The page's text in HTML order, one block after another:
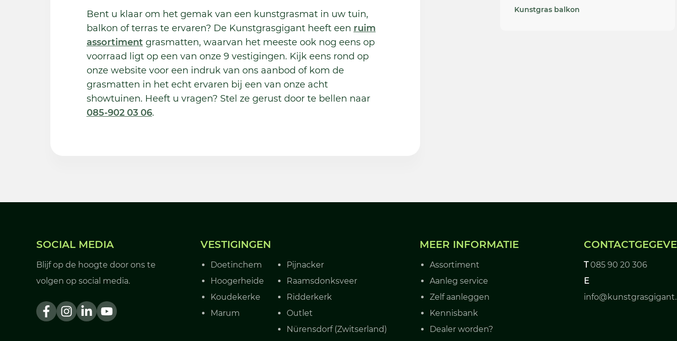
Bent u klaar om het gemak van een kunstgrasmat in uw tuin,
balkon of terras te ervaren? De Kunstgrasgigant heeft een ruim
assortiment grasmatten, waarvan het meeste ook nog eens op
voorraad ligt op een van onze 9 vestigingen. Kijk eens rond op
onze website voor een indruk van ons aanbod of kom de
grasmatten in het echt ervaren bij een van onze acht
showtuinen. Heeft u vragen? Stel ze gerust door te bellen naar
085-902 03 06.
Kunstgras balkon
SOCIAL MEDIA
Blijf op de hoogte door ons te
volgen op social media.
VESTIGINGEN
Doetinchem
Hoogerheide
Koudekerke
Marum
Pijnacker
Raamsdonksveer
Ridderkerk
Outlet
Nürensdorf (Zwitserland)
MEER INFORMATIE
Assortiment
Aanleg service
Zelf aanleggen
Kennisbank
Dealer worden?
T 085 90 20 306
E